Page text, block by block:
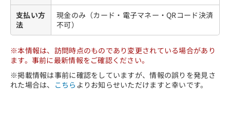
支払い方
法
現金のみ（カード・電子マネー・QRコード決済
不可）
※本情報は、訪問時点のものであり変更されている場合があり
ます。事前に最新情報をご確認ください。
※掲載情報は事前に確認をしていますが、情報の誤りを発見さ
れた場合は、 こちら よりお知らせいただけますと幸いです。